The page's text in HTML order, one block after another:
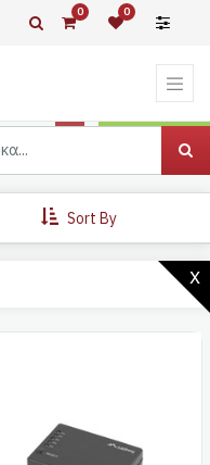
0 0
Sort By
x